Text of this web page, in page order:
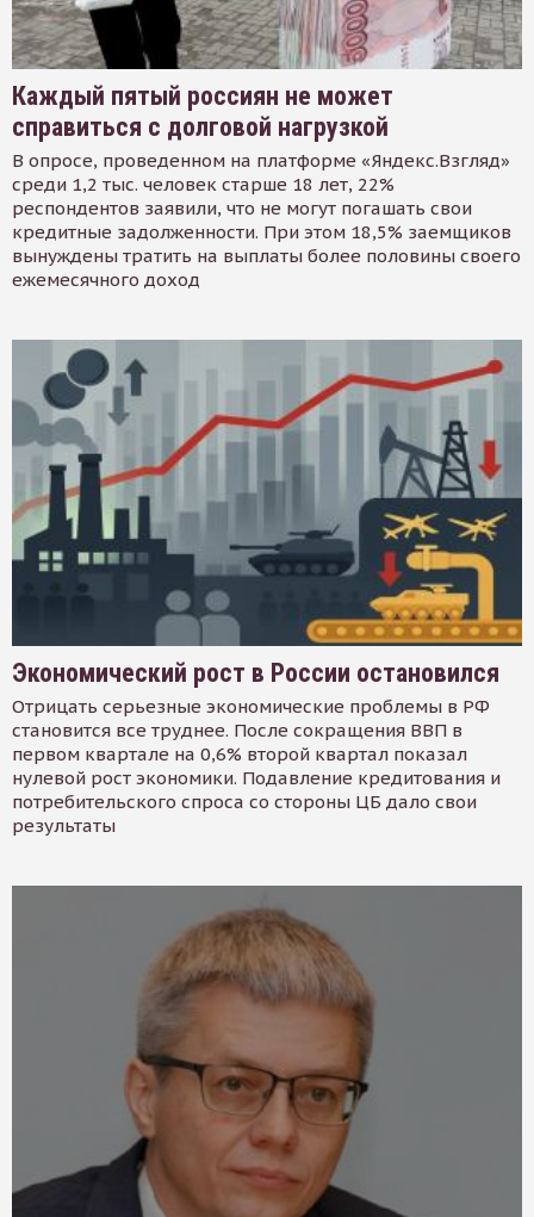
Каждый пятый россиян не может
справиться с долговой нагрузкой
В опросе, проведенном на платформе «Яндекс.Взгляд»
среди 1,2 тыс. человек старше 18 лет, 22%
респондентов заявили, что не могут погашать свои
кредитные задолженности. При этом 18,5% заемщиков
вынуждены тратить на выплаты более половины своего
ежемесячного доход
Экономический рост в России остановился
Отрицать серьезные экономические проблемы в РФ
становится все труднее. После сокращения ВВП в
первом квартале на 0,6% второй квартал показал
нулевой рост экономики. Подавление кредитования и
потребительского спроса со стороны ЦБ дало свои
результаты